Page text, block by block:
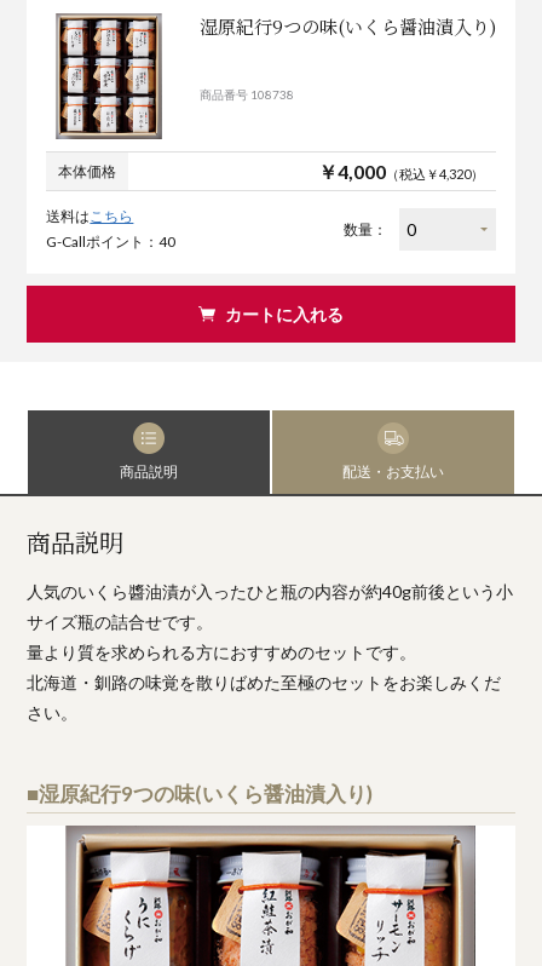
湿原紀行9つの味(いくら醤油漬入り)
商品番号 108738
本体価格 ￥4,000（税込￥4,320）
送料はこちら
G-Callポイント：40
数量：
カートに入れる
商品説明 配送・お支払い
商品説明
人気のいくら醬油漬が入ったひと瓶の内容が約40g前後という小
サイズ瓶の詰合せです。
量より質を求められる方におすすめのセットです。
北海道・釧路の味覚を散りばめた至極のセットをお楽しみくだ
さい。
■湿原紀行9つの味(いくら醤油漬入り)